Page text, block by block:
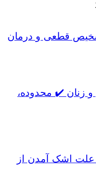
قطعی و درمان
زنان ✔️ محدوده،
اشک آمدن از